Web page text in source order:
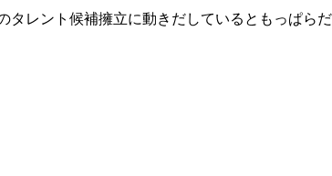
レント候補擁立に動きだしているともっぱら